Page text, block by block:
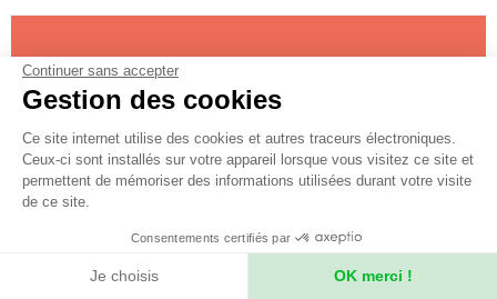
Votre voyage privatisé ou sur
mesure ?
Des informations sur votre voyage ?
Continuer sans accepter
Gestion des cookies
Ce site internet utilise des cookies et autres traceurs électroniques.
Ceux-ci sont installés sur votre appareil lorsque vous visitez ce site et
permettent de mémoriser des informations utilisées durant votre visite
de ce site.
Consentements certifiés par
Je choisis OK merci !